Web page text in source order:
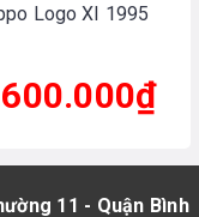
Logo XI 1995
11 - Quận Bình